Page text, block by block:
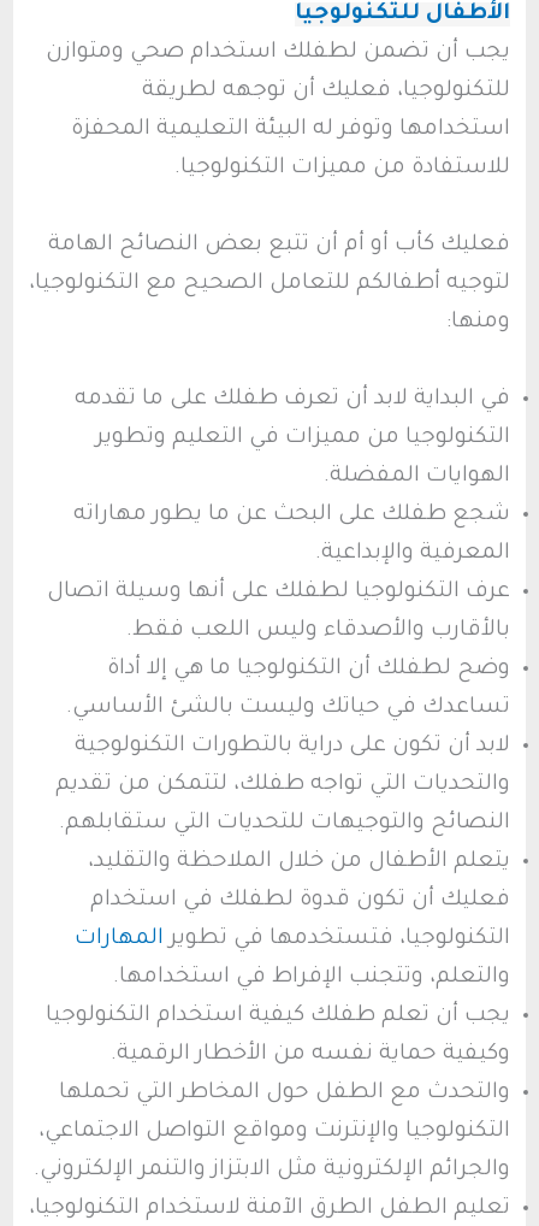
الأطفال للتكنولوجيا
يجب أن تضمن لطفلك استخدام صحي ومتوازن
للتكنولوجيا، فعليك أن توجهه لطريقة
استخدامها وتوفر له البيئة التعليمية المحفزة
للاستفادة من مميزات التكنولوجيا.
فعليك كأب أو أم أن تتبع بعض النصائح الهامة
لتوجيه أطفالكم للتعامل الصحيح مع التكنولوجيا،
ومنها:
في البداية لابد أن تعرف طفلك على ما تقدمه
التكنولوجيا من مميزات في التعليم وتطوير
الهوايات المفضلة.
شجع طفلك على البحث عن ما يطور مهاراته
المعرفية والإبداعية.
عرف التكنولوجيا لطفلك على أنها وسيلة اتصال
بالأقارب والأصدقاء وليس اللعب فقط.
وضح لطفلك أن التكنولوجيا ما هي إلا أداة
تساعدك في حياتك وليست بالشئ الأساسي.
لابد أن تكون على دراية بالتطورات التكنولوجية
والتحديات التي تواجه طفلك، لتتمكن من تقديم
النصائح والتوجيهات للتحديات التي ستقابلهم.
يتعلم الأطفال من خلال الملاحظة والتقليد،
فعليك أن تكون قدوة لطفلك في استخدام
التكنولوجيا، فتستخدمها في تطوير المهارات
والتعلم، وتتجنب الإفراط في استخدامها.
يجب أن تعلم طفلك كيفية استخدام التكنولوجيا
وكيفية حماية نفسه من الأخطار الرقمية.
والتحدث مع الطفل حول المخاطر التي تحملها
التكنولوجيا والإنترنت ومواقع التواصل الاجتماعي،
والجرائم الإلكترونية مثل الابتزاز والتنمر الإلكتروني.
تعليم الطفل الطرق الآمنة لاستخدام التكنولوجيا،